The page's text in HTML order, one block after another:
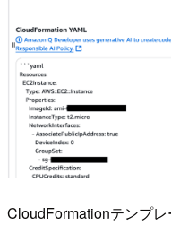
CloudFormationテンプレ